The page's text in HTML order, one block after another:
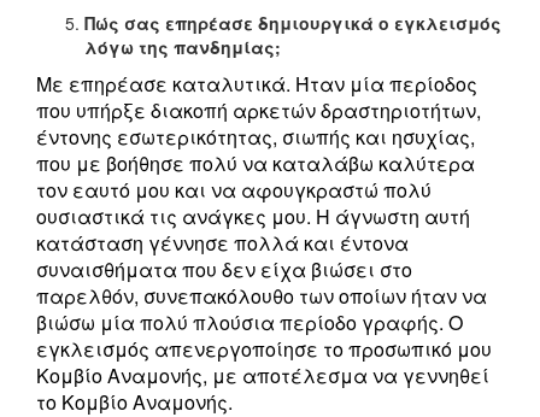
Πώς σας επηρέασε δημιουργικά ο εγκλεισμός
λόγω της πανδημίας;
Με επηρέασε καταλυτικά. Ήταν μία περίοδος
που υπήρξε διακοπή αρκετών δραστηριοτήτων,
έντονης εσωτερικότητας, σιωπής και ησυχίας,
που με βοήθησε πολύ να καταλάβω καλύτερα
τον εαυτό μου και να αφουγκραστώ πολύ
ουσιαστικά τις ανάγκες μου. Η άγνωστη αυτή
κατάσταση γέννησε πολλά και έντονα
συναισθήματα που δεν είχα βιώσει στο
παρελθόν, συνεπακόλουθο των οποίων ήταν να
βιώσω μία πολύ πλούσια περίοδο γραφής. Ο
εγκλεισμός απενεργοποίησε το προσωπικό μου
Κομβίο Αναμονής, με αποτέλεσμα να γεννηθεί
το Κομβίο Αναμονής.